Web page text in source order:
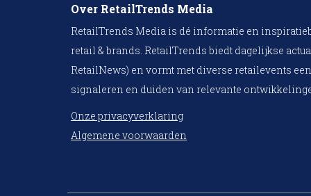
Over RetailTrends Media
RetailTrends Media is dé informatie en
retail & brands. RetailTrends biedt dagelijkse
RetailNews) en vormt met diverse retailevents
signaleren en duiden van relevante
Onze privacyverklaring
Algemene voorwaarden